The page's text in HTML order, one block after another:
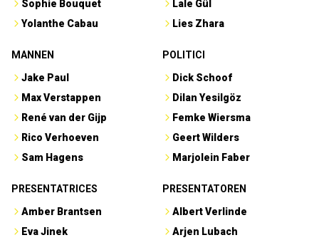
Sophie Bouquet
Yolanthe Cabau
Lale Gül
Lies Zhara
MANNEN
Jake Paul
Max Verstappen
René van der Gijp
Rico Verhoeven
Sam Hagens
POLITICI
Dick Schoof
Dilan Yesilgöz
Femke Wiersma
Geert Wilders
Marjolein Faber
PRESENTATRICES
Amber Brantsen
Eva Jinek
PRESENTATOREN
Albert Verlinde
Arjen Lubach